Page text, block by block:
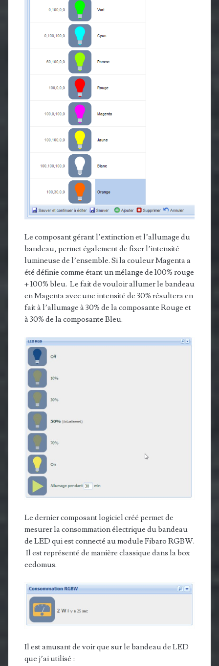
Le composant gérant l’extinction et l’allumage du
bandeau, permet également de fixer l’intensité
lumineuse de l’ensemble. Si la couleur Magenta a
été définie comme étant un mélange de 100% rouge
+ 100% bleu. Le fait de vouloir allumer le bandeau
en Magenta avec une intensité de 30% résultera en
fait à l’allumage à 30% de la composante Rouge et
à 30% de la composante Bleu.
Le dernier composant logiciel créé permet de
mesurer la consommation électrique du bandeau
de LED qui est connecté au module Fibaro RGBW.
Il est représenté de manière classique dans la box
eedomus.
Il est amusant de voir que sur le bandeau de LED
que j’ai utilisé :